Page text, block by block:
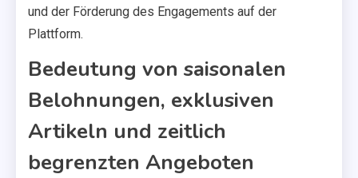
und der Förderung des Engagements auf der
Plattform.
Bedeutung von saisonalen
Belohnungen, exklusiven
Artikeln und zeitlich
begrenzten Angeboten